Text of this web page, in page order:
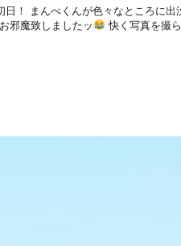
日！ まんべくんが色々なところに出
邪魔致しましたッ
快く写真を撮